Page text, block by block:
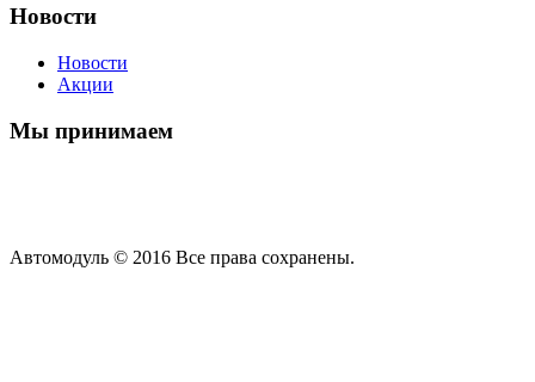
Новости
Новости
Акции
Мы принимаем
Автомодуль © 2016 Все права сохранены.